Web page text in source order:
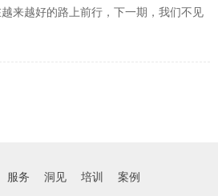
来越好的路上前行，下一期，我们不见
服务 洞见 培训 案例